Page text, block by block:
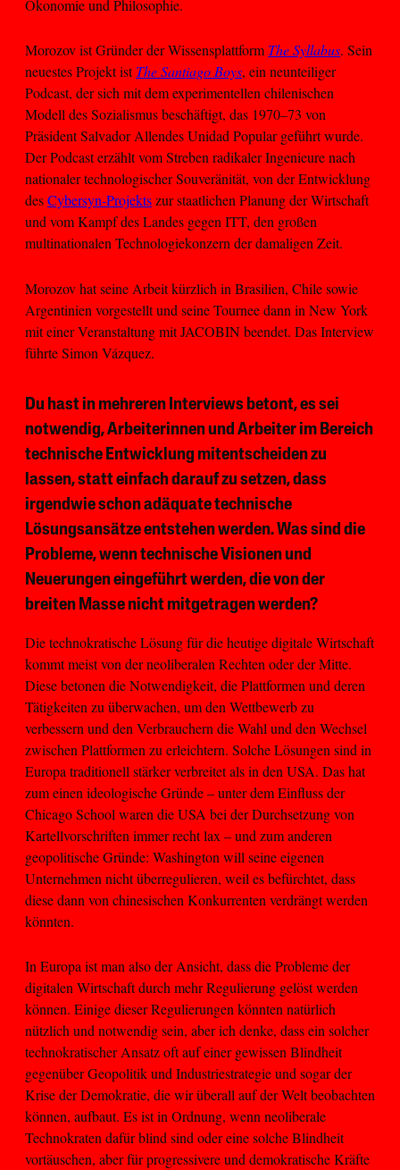
Ökonomie und Philosophie.
Morozov ist Gründer der Wissensplattform The Syllabus. Sein
neuestes Projekt istThe Santiago Boys, ein neunteiliger
Podcast, der sich mit dem experimentellen chilenischen
Modell des Sozialismus beschäftigt, das 1970–73 von
Präsident Salvador Allendes Unidad Popular geführt wurde.
Der Podcast erzählt vom Streben radikaler Ingenieure nach
nationaler technologischer Souveränität, von der Entwicklung
desCybersyn-Projektszur staatlichen Planung der Wirtschaft
und vom Kampf des Landes gegen ITT, den großen
multinationalen Technologiekonzern der damaligen Zeit.
Morozov hat seine Arbeit kürzlich in Brasilien, Chile sowie
Argentinien vorgestellt und seine Tournee dann in New York
mit einer Veranstaltung mit JACOBIN beendet. Das Interview
führte Simon Vázquez.
Du hast in mehreren Interviews betont, es sei
notwendig, Arbeiterinnen und Arbeiter im Bereich
technische Entwicklung mitentscheiden zu
lassen, statt einfach darauf zu setzen, dass
irgendwie schon adäquate technische
Lösungsansätze entstehen werden. Was sind die
Probleme, wenn technische Visionen und
Neuerungen eingeführt werden, die von der
breiten Masse nicht mitgetragen werden?
Die technokratische Lösung für die heutige digitale Wirtschaft
kommt meist von der neoliberalen Rechten oder der Mitte.
Diese betonen die Notwendigkeit, die Plattformen und deren
Tätigkeiten zu überwachen, um den Wettbewerb zu
verbessern und den Verbrauchern die Wahl und den Wechsel
zwischen Plattformen zu erleichtern. Solche Lösungen sind in
Europa traditionell stärker verbreitet als in den USA. Das hat
zum einen ideologische Gründe – unter dem Einfluss der
Chicago School waren die USA bei der Durchsetzung von
Kartellvorschriften immer recht lax – und zum anderen
geopolitische Gründe: Washington will seine eigenen
Unternehmen nicht überregulieren, weil es befürchtet, dass
diese dann von chinesischen Konkurrenten verdrängt werden
könnten.
In Europa ist man also der Ansicht, dass die Probleme der
digitalen Wirtschaft durch mehr Regulierung gelöst werden
können. Einige dieser Regulierungen könnten natürlich
nützlich und notwendig sein, aber ich denke, dass ein solcher
technokratischer Ansatz oft auf einer gewissen Blindheit
gegenüber Geopolitik und Industriestrategie und sogar der
Krise der Demokratie, die wir überall auf der Welt beobachten
können, aufbaut. Es ist in Ordnung, wenn neoliberale
Technokraten dafür blind sind oder eine solche Blindheit
vortäuschen, aber für progressivere und demokratische Kräfte